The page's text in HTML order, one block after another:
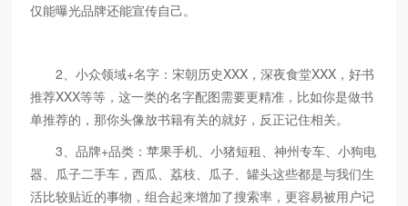
仅能曝光品牌还能宣传自己。
2、小众领域+名字：宋朝历史XXX，深夜食堂XXX，好书
推荐XXX等等，这一类的名字配图需要更精准，比如你是做书
单推荐的，那你头像放书籍有关的就好，反正记住相关。
3、品牌+品类：苹果手机、小猪短租、神州专车、小狗电
器、瓜子二手车，西瓜、荔枝、瓜子、罐头这些都是与我们生
活比较贴近的事物，组合起来增加了搜索率，更容易被用户记